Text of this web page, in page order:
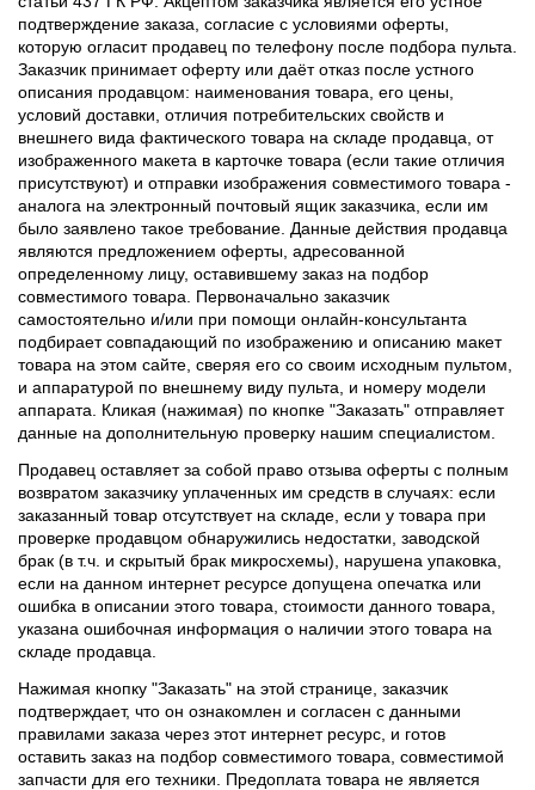
подтверждение заказа, согласие с условиями оферты,
которую огласит продавец по телефону после подбора пульта.
Заказчик принимает оферту или даёт отказ после устного
описания продавцом: наименования товара, его цены,
условий доставки, отличия потребительских свойств и
внешнего вида фактического товара на складе продавца, от
изображенного макета в карточке товара (если такие отличия
присутствуют) и отправки изображения совместимого товара -
аналога на электронный почтовый ящик заказчика, если им
было заявлено такое требование. Данные действия продавца
являются предложением оферты, адресованной
определенному лицу, оставившему заказ на подбор
совместимого товара. Первоначально заказчик
самостоятельно и/или при помощи онлайн-консультанта
подбирает совпадающий по изображению и описанию макет
товара на этом сайте, сверяя его со своим исходным пультом,
и аппаратурой по внешнему виду пульта, и номеру модели
аппарата. Кликая (нажимая) по кнопке "Заказать" отправляет
данные на дополнительную проверку нашим специалистом.
Продавец оставляет за собой право отзыва оферты с полным
возвратом заказчику уплаченных им средств в случаях: если
заказанный товар отсутствует на складе, если у товара при
проверке продавцом обнаружились недостатки, заводской
брак (в т.ч. и скрытый брак микросхемы), нарушена упаковка,
если на данном интернет ресурсе допущена опечатка или
ошибка в описании этого товара, стоимости данного товара,
указана ошибочная информация о наличии этого товара на
складе продавца.
Нажимая кнопку "Заказать" на этой странице, заказчик
подтверждает, что он ознакомлен и согласен с данными
правилами заказа через этот интернет ресурс, и готов
оставить заказ на подбор совместимого товара, совместимой
запчасти для его техники. Предоплата товара не является